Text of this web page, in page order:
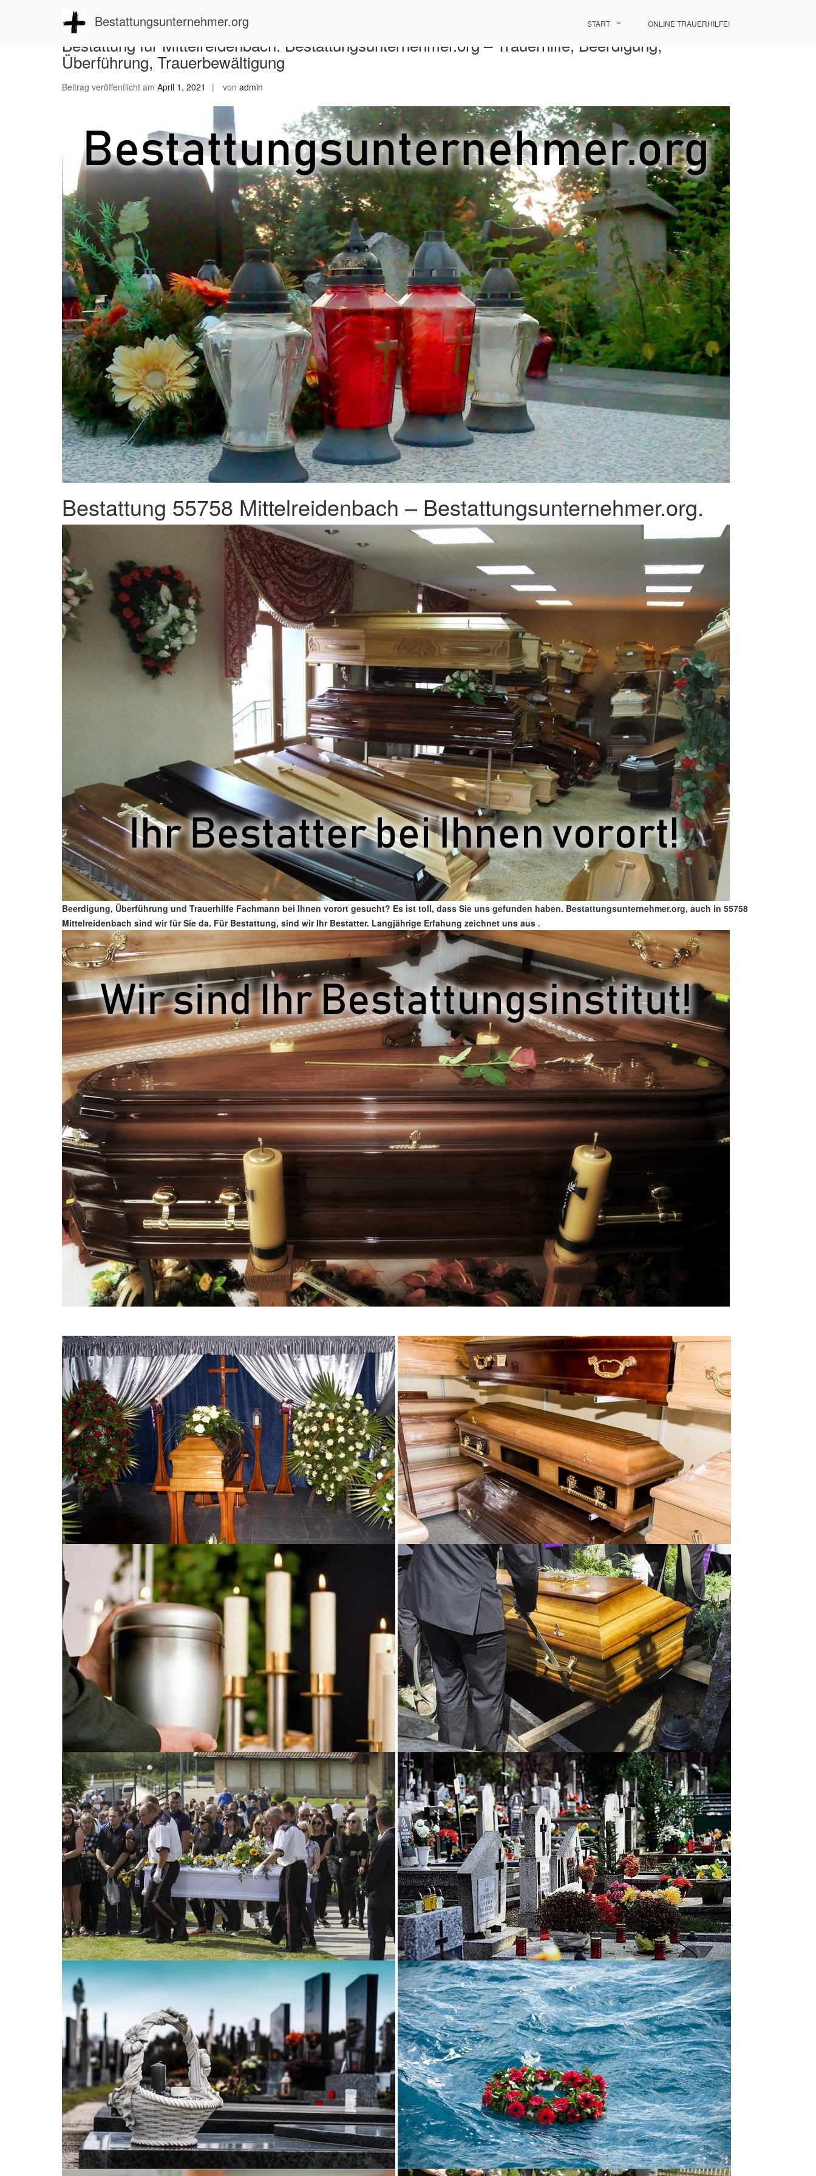
Bestattungsunternehmer.org START ONLINE TRAUERHILFE!
Bestattung für Mittelreidenbach: Bestattungsunternehmer.org – Trauerhilfe, Beerdigung,
Überführung, Trauerbewältigung
Beitrag veröffentlicht am April 1, 2021 von admin
Bestattung 55758 Mittelreidenbach – Bestattungsunternehmer.org.
Beerdigung, Überführung und Trauerhilfe Fachmann bei Ihnen vorort gesucht? Es ist toll, dass Sie uns gefunden haben. Bestattungsunternehmer.org, auch in 55758
Mittelreidenbach sind wir für Sie da. Für Bestattung, sind wir Ihr Bestatter. Langjährige Erfahung zeichnet uns aus .